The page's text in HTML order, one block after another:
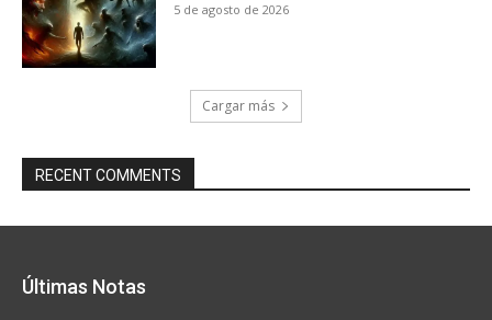
5 de agosto de 2026
Cargar más
RECENT COMMENTS
Últimas Notas